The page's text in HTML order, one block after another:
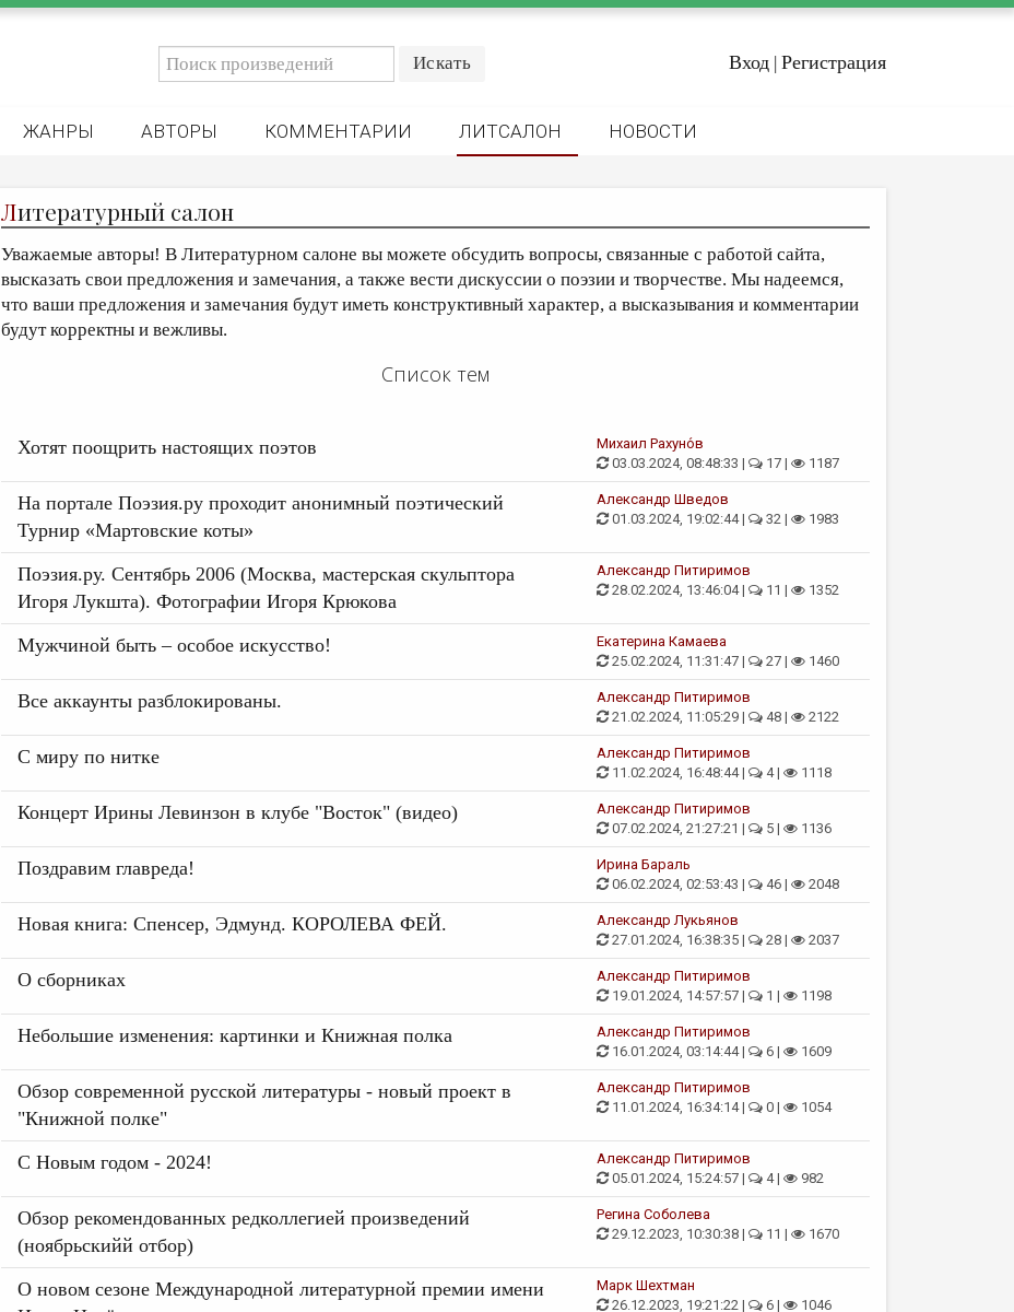
Вход | Регистрация
ЖАНРЫ АВТОРЫ КОММЕНТАРИИ ЛИТСАЛОН НОВОСТИ
Литературный салон
Уважаемые авторы! В Литературном салоне вы можете обсудить вопросы, связанные с работой сайта,
высказать свои предложения и замечания, а также вести дискуссии о поэзии и творчестве. Мы надеемся,
что ваши предложения и замечания будут иметь конструктивный характер, а высказывания и комментарии
будут корректны и вежливы.
Список тем
Хотят поощрить настоящих поэтов
Михаил Рахуно́в
03.03.2024, 08:48:33 |
17 | 1187
На портале Поэзия.ру проходит анонимный поэтический
Турнир «Мартовские коты»
Александр Шведов
01.03.2024, 19:02:44 |
32 | 1983
Поэзия.ру. Сентябрь 2006 (Москва, мастерская скульптора
Игоря Лукшта). Фотографии Игоря Крюкова
Александр Питиримов
28.02.2024, 13:46:04 |
11 | 1352
Мужчиной быть – особое искусство!
Екатерина Камаева
25.02.2024, 11:31:47 |
27 | 1460
Все аккаунты разблокированы.
Александр Питиримов
21.02.2024, 11:05:29 |
48 | 2122
С миру по нитке
Александр Питиримов
11.02.2024, 16:48:44 |
4 | 1118
Концерт Ирины Левинзон в клубе "Восток" (видео)
Александр Питиримов
07.02.2024, 21:27:21 |
5 | 1136
Поздравим главреда!
Ирина Бараль
06.02.2024, 02:53:43 |
46 | 2048
Новая книга: Спенсер, Эдмунд. КОРОЛЕВА ФЕЙ.
Александр Лукьянов
27.01.2024, 16:38:35 |
28 | 2037
О сборниках
Александр Питиримов
19.01.2024, 14:57:57 |
1 | 1198
Небольшие изменения: картинки и Книжная полка
Александр Питиримов
16.01.2024, 03:14:44 |
6 | 1609
Обзор современной русской литературы - новый проект в
"Книжной полке"
Александр Питиримов
11.01.2024, 16:34:14 |
0 | 1054
С Новым годом - 2024!
Александр Питиримов
05.01.2024, 15:24:57 |
4 | 982
Обзор рекомендованных редколлегией произведений
(ноябрьскийй отбор)
Регина Соболева
29.12.2023, 10:30:38 |
11 | 1670
О новом сезоне Международной литературной премии имени
Марк Шехтман
26.12.2023, 19:21:22 |
6 | 1046